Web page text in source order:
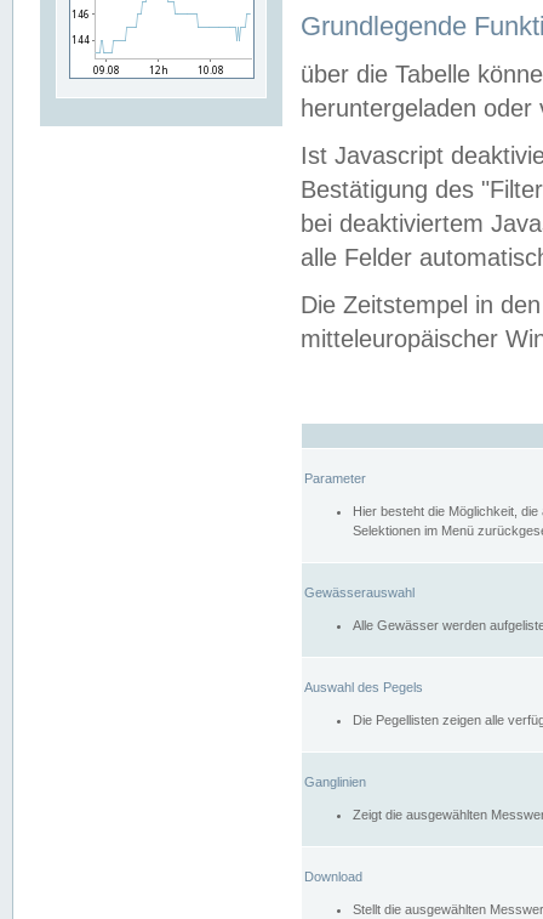
Grundlegende
über die Tabelle
heruntergeladen oder
Ist Javascript
Bestätigung des
bei deaktiviertem
alle Felder
Die Zeitstempel in
mitteleuropäischer
Parameter
Hier besteht die Möglichkeit,
Selektionen im Menü
Gewässerauswahl
Alle Gewässer werden
Auswahl des Pegels
Die Pegellisten zeigen alle
Ganglinien
Zeigt die ausgewählten
Download
Stellt die ausgewählten